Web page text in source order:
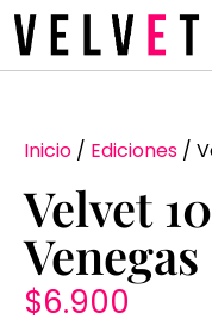
Inicio / Ediciones /
Velvet
Venegas
$6.900